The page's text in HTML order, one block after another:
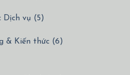
Dịch vụ (5)
& Kiến thức (6)